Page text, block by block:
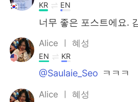
KR EN
너무 좋은 포스트에요.
Alice ㅣ 혜성
EN KR
@Saulaie_Seo ㅋㅋㅋ
Alice ㅣ 혜성